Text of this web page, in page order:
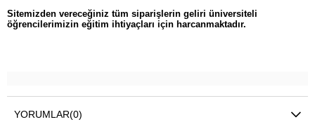
Sitemizden vereceğiniz tüm siparişlerin geliri üniversiteli
öğrencilerimizin eğitim ihtiyaçları için harcanmaktadır.
YORUMLAR(0)